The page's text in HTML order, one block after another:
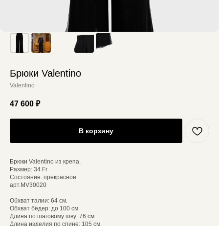
Брюки Valentino
Valentino
47 600 ₽
В корзину
Брюки Valentino из крепа.
Размер: 34 Fr
Состояние: прекрасное
арт.MV30020
Обхват талии: 64 см.
Обхват бёдер: до 100 см.
Длина по шаговому шву: 76 см.
Длина изделия по спине: 105 см.